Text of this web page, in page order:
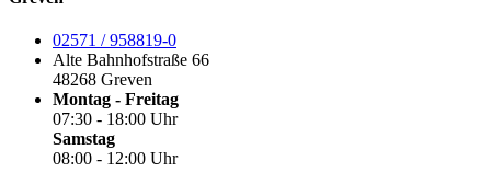
02571 / 958819-0
Alte Bahnhofstraße 66
48268 Greven
Montag - Freitag
07:30 - 18:00 Uhr
Samstag
08:00 - 12:00 Uhr